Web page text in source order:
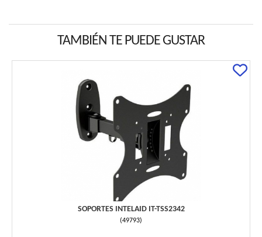
TAMBIÉN TE PUEDE GUSTAR
SOPORTES INTELAID IT-TSS2342
(49793)